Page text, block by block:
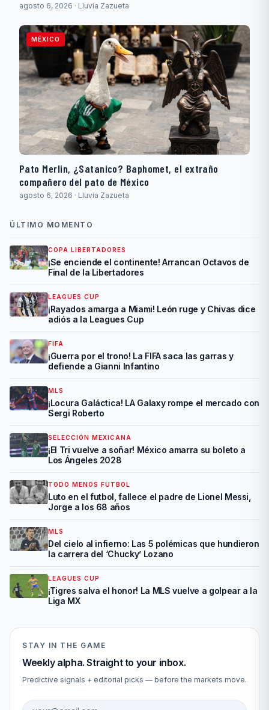
agosto 6, 2026 · Lluvia Zazueta
MÉXICO
Pato Merlin, ¿Satanico? Baphomet, el extraño
compañero del pato de México
agosto 6, 2026 · Lluvia Zazueta
ÚLTIMO MOMENTO
COPA LIBERTADORES
¡Se enciende el continente! Arrancan Octavos de
Final de la Libertadores
LEAGUES CUP
¡Rayados amarga a Miami! León ruge y Chivas dice
adiós a la Leagues Cup
FIFA
¡Guerra por el trono! La FIFA saca las garras y
defiende a Gianni Infantino
MLS
¡Locura Galáctica! LA Galaxy rompe el mercado con
Sergi Roberto
SELECCIÓN MEXICANA
¡El Tri vuelve a soñar! México amarra su boleto a
Los Ángeles 2028
TODO MENOS FUTBOL
Luto en el futbol, fallece el padre de Lionel Messi,
Jorge a los 68 años
MLS
Del cielo al infierno: Las 5 polémicas que hundieron
la carrera del ‘Chucky’ Lozano
LEAGUES CUP
¡Tigres salva el honor! La MLS vuelve a golpear a la
Liga MX
STAY IN THE GAME
Weekly alpha. Straight to your inbox.
Predictive signals + editorial picks — before the markets move.
Email address